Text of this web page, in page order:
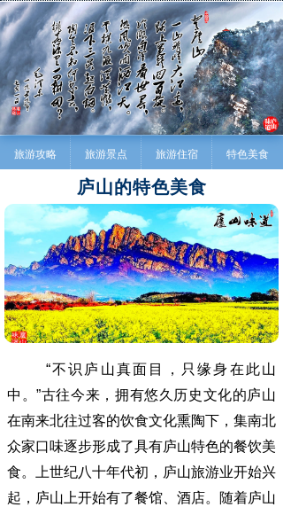
旅游攻略 旅游景点 旅游住宿 特色美食
庐山的特色美食
“不识庐山真面目，只缘身在此山
中。”古往今来，拥有悠久历史文化的庐山
在南来北往过客的饮食文化熏陶下，集南北
众家口味逐步形成了具有庐山特色的餐饮美
食。上世纪八十年代初，庐山旅游业开始兴
起，庐山上开始有了餐馆、酒店。随着庐山